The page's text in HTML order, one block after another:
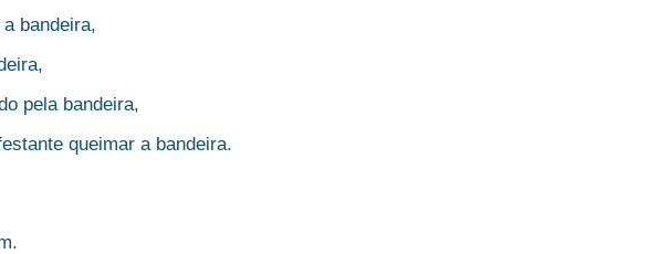
bandeira,
pela bandeira,
queimar a bandeira.